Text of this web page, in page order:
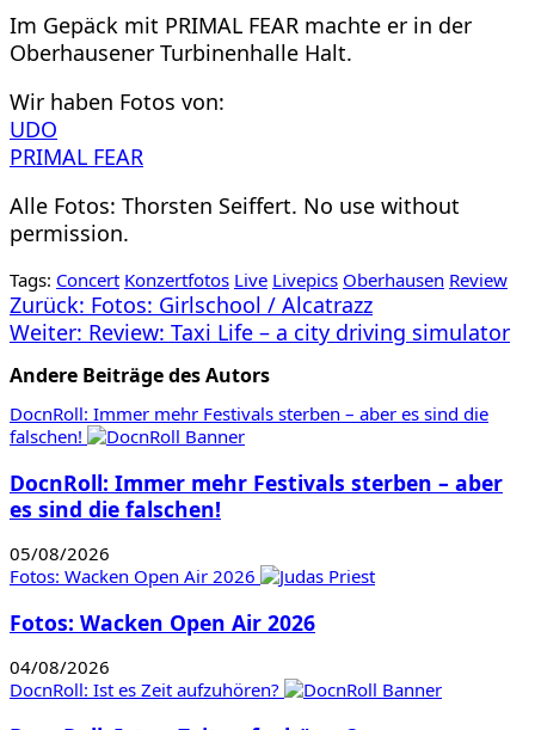
Im Gepäck mit PRIMAL FEAR machte er in der
Oberhausener Turbinenhalle Halt.
Wir haben Fotos von:
UDO
PRIMAL FEAR
Alle Fotos: Thorsten Seiffert. No use without
permission.
Tags: Concert Konzertfotos Live Livepics Oberhausen Review
Beitragsnavigation
Zurück: Fotos: Girlschool / Alcatrazz
Weiter: Review: Taxi Life – a city driving simulator
Andere Beiträge des Autors
DocnRoll: Immer mehr Festivals sterben – aber es sind die
falschen!
DocnRoll: Immer mehr Festivals sterben – aber
es sind die falschen!
05/08/2026
Fotos: Wacken Open Air 2026
Fotos: Wacken Open Air 2026
04/08/2026
DocnRoll: Ist es Zeit aufzuhören?